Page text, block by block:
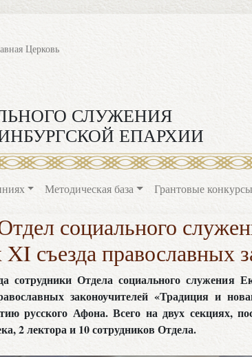
Церковь
СЛУЖЕНИЯ
ЕПАРХИИ
Методическая база Грантовые конкурсы
социального
съезда православных
сотрудники Отдела социального служения
законоучителей «Традиция и
русского Афона. Всего на двух секциях,
2 лектора и 10 сотрудников Отдела.